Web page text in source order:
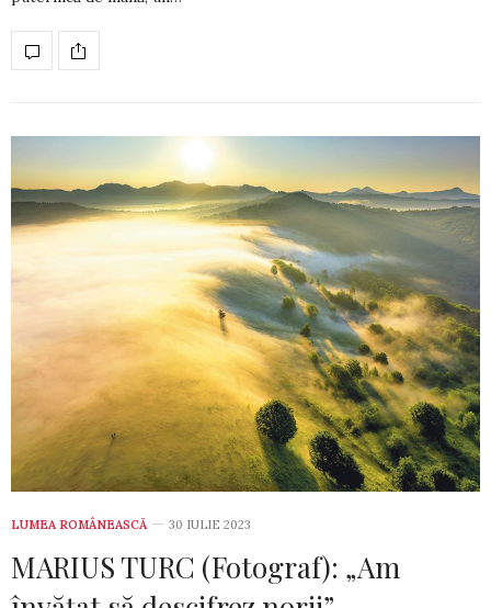
LUMEA ROMÂNEASCĂ 30 IULIE 2023
MARIUS TURC (Fotograf): „Am